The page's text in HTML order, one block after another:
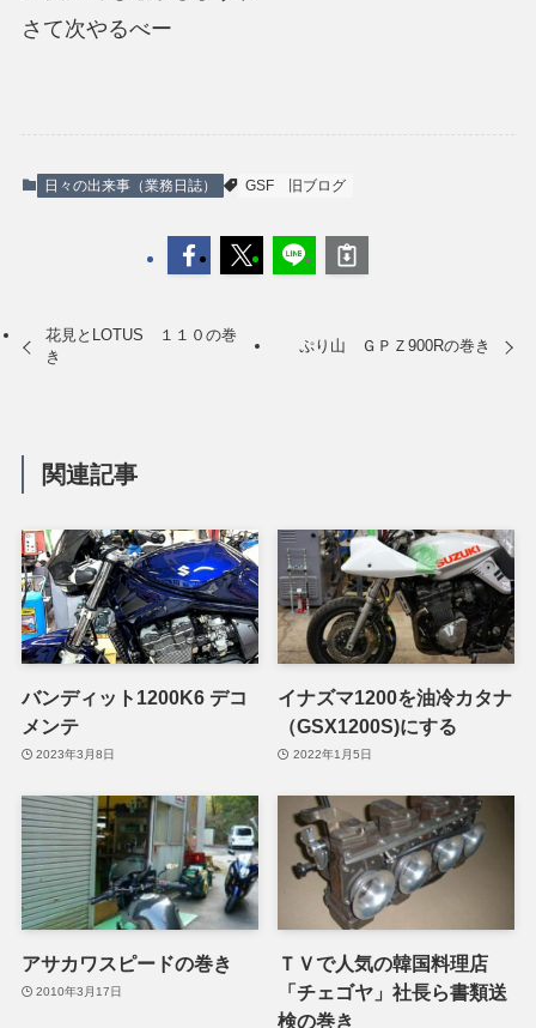
さて次やるべー
日々の出来事（業務日誌） GSF 旧ブログ
花見とLOTUS １１０の巻
き
ぷり山 ＧＰＺ900Rの巻き
関連記事
バンディット1200K6 デコ
メンテ
2023年3月8日
イナズマ1200を油冷カタナ
（GSX1200S)にする
2022年1月5日
アサカワスピードの巻き
2010年3月17日
ＴＶで人気の韓国料理店
「チェゴヤ」社長ら書類送
検の巻き